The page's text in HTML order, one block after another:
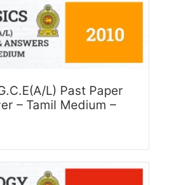
L) Past Paper
– Tamil Medium –